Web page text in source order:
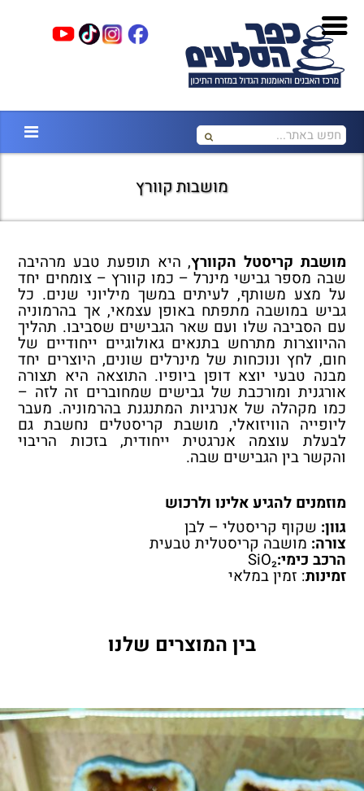
מושבות קוורץ
מושבת קריסטל הקוורץ, היא תופעת טבע מרהיבה
שבה מספר גבישי מינרל – כמו קוורץ – צומחים יחד
על מצע משותף, לעיתים במשך מיליוני שנים. כל
גביש במושבה מתפתח באופן עצמאי, אך בהרמוניה
עם הסביבה שלו ועם שאר הגבישים שסביבו. תהליך
ההיווצרות מתרחש בתנאים גאולוגיים ייחודיים של
חום, לחץ ונוכחות של מינרלים שונים, היוצרים יחד
מבנה טבעי יוצא דופן ביופיו. התוצאה היא תצורה
אורגנית ומורכבת של גבישים שמחוברים זה לזה –
כמו מקהלה של אנרגיות המתנגנת בהרמוניה. מעבר
ליופייה הוויזואלי, מושבת קריסטלים נחשבת גם
לבעלת עוצמה אנרגטית ייחודית, בזכות הריבוי
והקשר בין הגבישים שבה.
מוזמנים להגיע אלינו ולרכוש
גוון: שקוף קריסטלי – לבן
צורה: מושבה קריסטלית טבעית
הרכב כימי:SiO₂
זמינות: זמין במלאי
בין המוצרים שלנו